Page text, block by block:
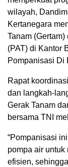
wilayah,
Kertanegara
Tanam
(PAT) di Kantor
Pompanisasi Di
Rapat
dan langkah-
Gerak Tanam
bersama TNI
“Pompanisasi
pompa air
efisien,